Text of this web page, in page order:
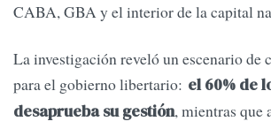
CABA, GBA y el interior de la capital
La investigación reveló un escenario de
para el gobierno libertario: el 60% de
desaprueba su gestión, mientras que